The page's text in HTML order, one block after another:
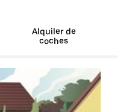
Alquiler de
coches